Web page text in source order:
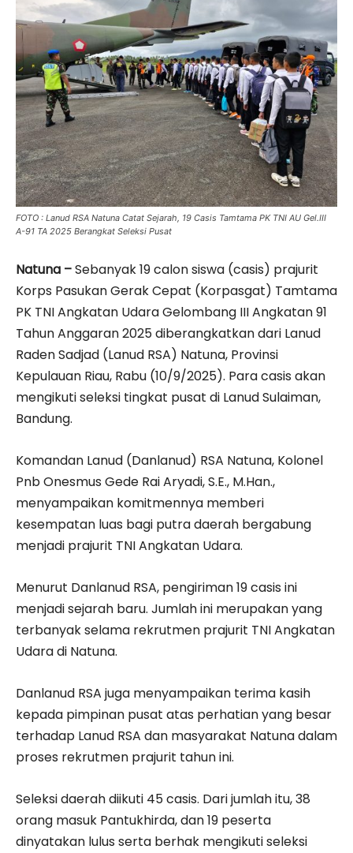
FOTO : Lanud RSA Natuna Catat Sejarah, 19 Casis Tamtama PK TNI AU Gel.III
A-91 TA 2025 Berangkat Seleksi Pusat
Natuna –Sebanyak 19 calon siswa (casis) prajurit
Korps Pasukan Gerak Cepat (Korpasgat) Tamtama
PK TNI Angkatan Udara Gelombang III Angkatan 91
Tahun Anggaran 2025 diberangkatkan dari Lanud
Raden Sadjad (Lanud RSA) Natuna, Provinsi
Kepulauan Riau, Rabu (10/9/2025). Para casis akan
mengikuti seleksi tingkat pusat di Lanud Sulaiman,
Bandung.
Komandan Lanud (Danlanud) RSA Natuna, Kolonel
Pnb Onesmus Gede Rai Aryadi, S.E., M.Han.,
menyampaikan komitmennya memberi
kesempatan luas bagi putra daerah bergabung
menjadi prajurit TNI Angkatan Udara.
Menurut Danlanud RSA, pengiriman 19 casis ini
menjadi sejarah baru. Jumlah ini merupakan yang
terbanyak selama rekrutmen prajurit TNI Angkatan
Udara di Natuna.
Danlanud RSA juga menyampaikan terima kasih
kepada pimpinan pusat atas perhatian yang besar
terhadap Lanud RSA dan masyarakat Natuna dalam
proses rekrutmen prajurit tahun ini.
Seleksi daerah diikuti 45 casis. Dari jumlah itu, 38
orang masuk Pantukhirda, dan 19 peserta
dinyatakan lulus serta berhak mengikuti seleksi